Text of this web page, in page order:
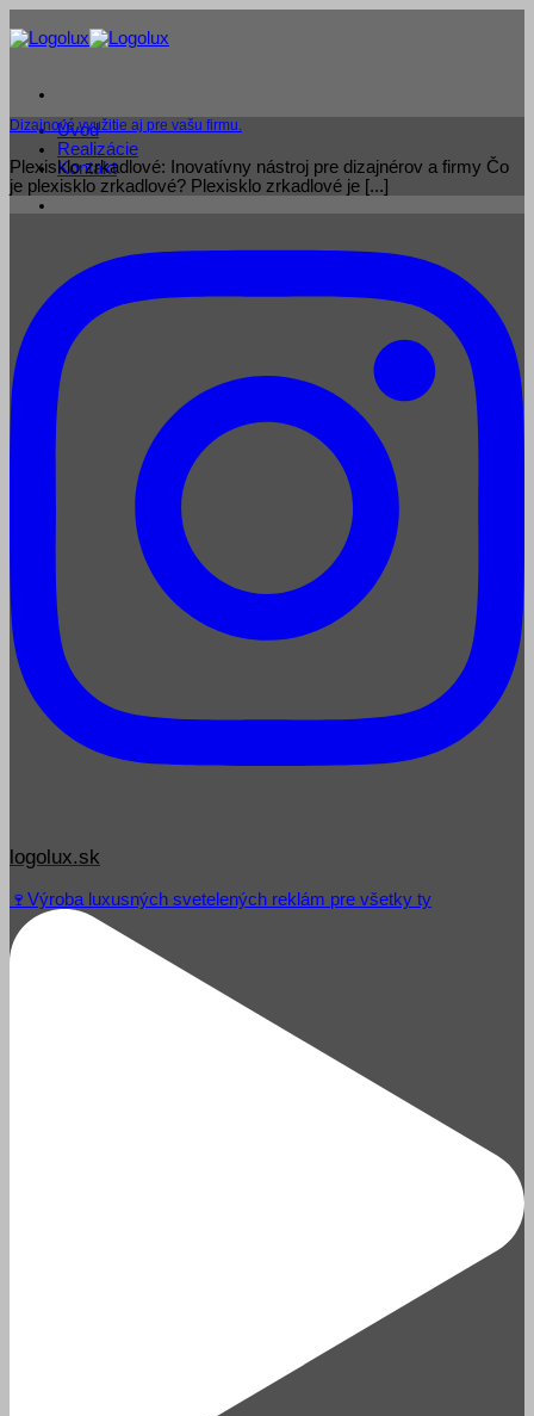
to
Úvod
Realizácie
Kontakt
Dizajnové využitie aj pre vašu firmu.
Plexisklo zrkadlové: Inovatívny nástroj pre dizajnérov a firmy Čo
je plexisklo zrkadlové? Plexisklo zrkadlové je [...]
logolux.sk
🍷Výroba luxusných svetelených reklám pre všetky ty